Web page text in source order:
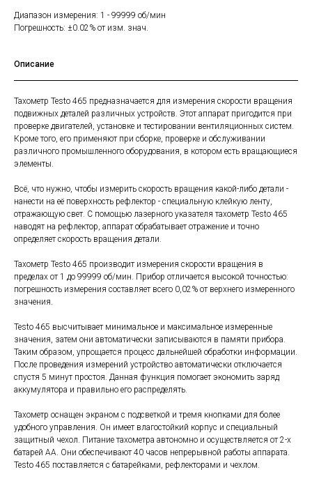
Диапазон измерения: 1 - 99999 об/мин
Погрешность: ±0.02% от изм. знач.
Описание
Тахометр Testo 465 предназначается для измерения скорости вращения
подвижных деталей различных устройств. Этот аппарат пригодится при
проверке двигателей, установке и тестировании вентиляционных систем.
Кроме того, его применяют при сборке, проверке и обслуживании
различного промышленного оборудования, в котором есть вращающиеся
элементы.
Всё, что нужно, чтобы измерить скорость вращения какой-либо детали -
нанести на её поверхность рефлектор - специальную клейкую ленту,
отражающую свет. С помощью лазерного указателя тахометр Testo 465
наводят на рефлектор, аппарат обрабатывает отражение и точно
определяет скорость вращения детали.
Тахометр Testo 465 производит измерения скорости вращения в
пределах от 1 до 99999 об/мин. Прибор отличается высокой точностью:
погрешность измерения составляет всего 0,02% от верхнего измеренного
значения.
Testo 465 высчитывает минимальное и максимальное измеренные
значения, затем они автоматически записываются в памяти прибора.
Таким образом, упрощается процесс дальнейшей обработки информации.
После проведения измерений устройство автоматически отключается
спустя 5 минут простоя. Данная функция помогает экономить заряд
аккумулятора и правильно его распределять.
Тахометр оснащен экраном с подсветкой и тремя кнопками для более
удобного управления. Он имеет влагостойкий корпус и специальный
защитный чехол. Питание тахометра автономно и осуществляется от 2-х
батарей АА. Они обеспечивают 40 часов непрерывной работы аппарата.
Testo 465 поставляется с батарейками, рефлекторами и чехлом.